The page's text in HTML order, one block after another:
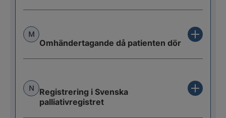
M
Omhändertagande då patienten dör
N
Registrering i Svenska
palliativregistret